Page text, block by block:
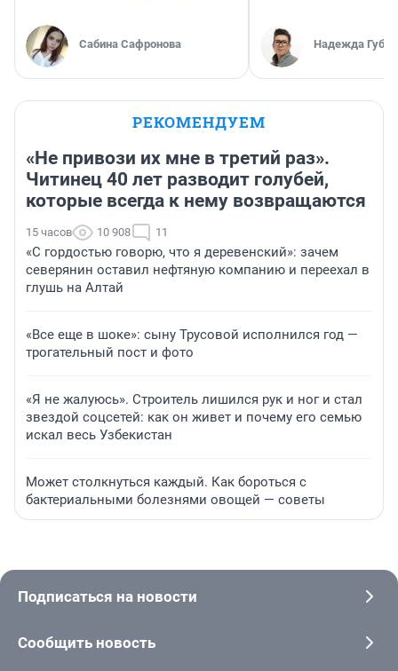
Сабина Сафронова Надежда
РЕКОМЕНДУЕМ
«Не привози их мне в третий раз».
Читинец 40 лет разводит голубей,
которые всегда к нему возвращаются
15 часов 10 908 11
«С гордостью говорю, что я деревенский»: зачем
северянин оставил нефтяную компанию и переехал в
глушь на Алтай
«Все еще в шоке»: сыну Трусовой исполнился год —
трогательный пост и фото
«Я не жалуюсь». Строитель лишился рук и ног и стал
звездой соцсетей: как он живет и почему его семью
искал весь Узбекистан
Может столкнуться каждый. Как бороться с
бактериальными болезнями овощей — советы
Подписаться на новости
Сообщить новость